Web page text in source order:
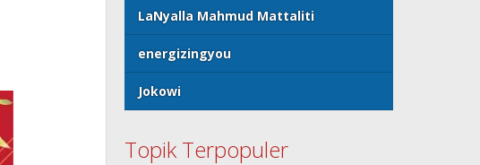
LaNyalla Mahmud Mattaliti
energizingyou
Jokowi
Topik Terpopuler